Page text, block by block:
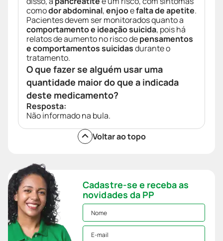
comodor abdominal,enjooefalta de apetite.
Pacientes devem ser monitorados quanto a
comportamento e ideação suicida, pois há
relatos de aumento no risco depensamentos
e comportamentos suicidasdurante o
tratamento.
O que fazer se alguém usar uma
quantidade maior do que a indicada
deste medicamento?
Resposta:
Não informado na bula.
Voltar ao topo
Cadastre-se e receba as
novidades da PP